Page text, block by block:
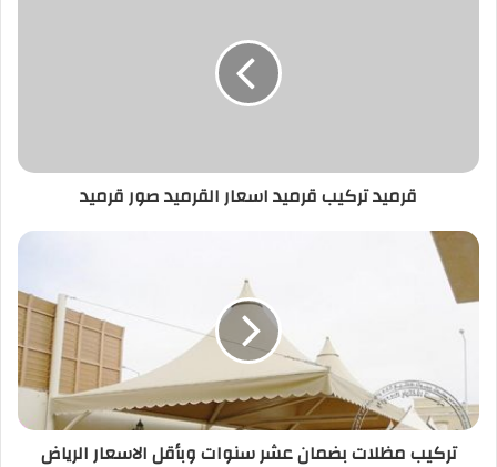
قرميد تركيب قرميد اسعار القرميد صور قرميد
تركيب مظلات بضمان عشر سنوات وبأقل الاسعار الرياض